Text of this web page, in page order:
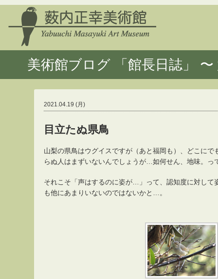
美術館ブログ 「館長日誌」
2021.04.19 (月)
目立たぬ県鳥
山梨の県鳥はウグイスですが（あと福岡も）、どこにで
らぬ人はまずいないんでしょうが…如何せん、地味。っ
それこそ「声はするのに姿が…」って、認知度に対して
も他にあまりいないのではないかと…。